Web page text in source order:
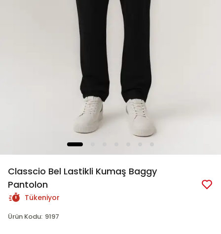
Classcio Bel Lastikli Kumaş Baggy
Pantolon
Tükeniyor
Ürün Kodu: 9197